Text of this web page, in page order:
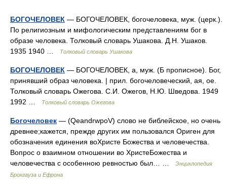
БОГОЧЕЛОВЕК — БОГОЧЕЛОВЕК, богочеловека, муж. (церк.).
По религиозным и мифологическим представлениям бог в
образе человека. Толковый словарь Ушакова. Д.Н. Ушаков.
1935 1940 …
Толковый словарь Ушакова
БОГОЧЕЛОВЕК — БОГОЧЕЛОВЕК, а, муж. (Б прописное). Бог,
принявший образ человека. | прил. богочеловеческий, ая, ое.
Толковый словарь Ожегова. С.И. Ожегов, Н.Ю. Шведова. 1949
1992 …
Толковый словарь Ожегова
Богочеловек — (QeandrwpoV) слово не библейское, но очень
древнее;кажется, прежде других им пользовался Ориген для
обозначения единения воХристе Божества и человечества.
Вопрос о взаимном отношении во ХристеБожества и
человечества с особенною ревностью был… …
Энциклопедия
Брокгауза и Ефрона